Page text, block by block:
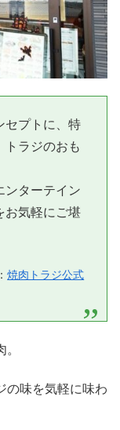
セプトに、特
トラジのおも
ンターテイン
お気軽にご堪
焼肉トラジ公式
の味を気軽に味わ